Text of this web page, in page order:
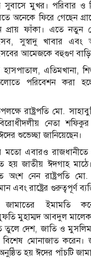
মুখর। পরিবার ও
অনেকে ফিরে গেছেন
প্রায় ফাঁকা। এতে নতুন
সুস্বাদু খাবার এবং
আমেজকে বহুগুণ
হাসপাতাল, এতিমখানা,
পরিবেশন করা
রাষ্ট্রপতি মো.
নেতা
শুভেচ্ছা জানিয়েছেন।
মতো এবারও
হয় জাতীয় ঈদগাহ
অংশ নেন রাষ্ট্রপতি মো.
এবং রাষ্ট্রের গুরুত্বপূর্ণ
জামাতের ইমামতি
মুহাম্মদ আবদুল
তুলে দেশ, জাতি ও মুসলিম
বিশেষ মোনাজাত করেন।
হয় ঈদের পাঁচটি